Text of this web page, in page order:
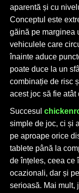
aparentă și cu
Conceptul este
găină pe marginea
vehiculele care
înainte aduce
poate duce la un
combinație de risc
acest joc să fie atât
Succesul
simple de joc, ci și
pe aproape orice
tablete până la
de înțeles, ceea ce
ocazionali, dar și
serioasă. Mai mult,